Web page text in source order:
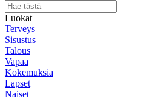
Luokat
Terveys
Sisustus
Talous
Vapaa
Kokemuksia
Lapset
Naiset